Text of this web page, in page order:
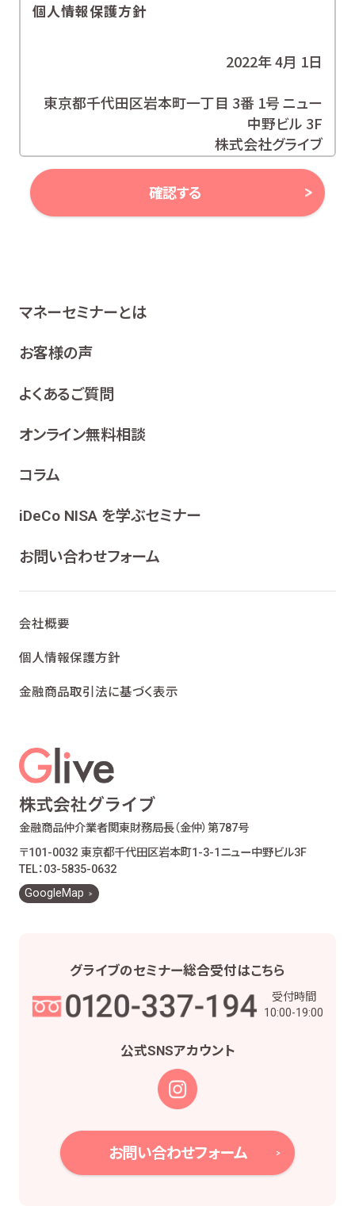
個人情報保護方針
2022年 4月 1日
東京都千代田区岩本町一丁目 3番 1号 ニュー
中野ビル 3F
株式会社グライブ
代表取締役 安田 潔
当社は、お客様の個人情報及び個人番号（以下「個人情報
当社は、個人情報等の保護に関する関係諸法令、ガイドラ
イン及び、所属金融商品取引業者の社内規程並びにこの
個人情報保護方針を遵守いたします。
2 利用目的
当社は、お客様の同意を得た場合及び法令等により例
必要な範囲内でお客様の個人情報を取り扱います。
ンケート、各種情報提供を行うため
グ及びこれらに付帯・関連する商品・サービスの
当社が取り扱う生命保険、損害保険及びこれら
金融商品仲介業における有価証券・金融商品の
提携会社の金融商品の勧誘・販売、サービスの
供の妥当性を判断するため
お客様ご本人であること又はご本人の代理人で
あることを確認するため
お客様に対し、お取引結果、お預り残高などの報
お客様とのお取引に関する事務を行うため
お客様との契約や法律等に基づく権利の行使や
義務の履行のため
ため
一部について委託された場合等において、委託
お取引先との打合せ、情報提供・連絡、お取引先
の皆様から委託された業務の遂行等を行うため
当社株主様及び当社株式の管理業務、株主様又
は会社による権利の行使・義務の履行、及び法
令に基づく書面・記録・データの作成のため
役職員の給与の計算・支払、人事管理業務のた
め
確認する
金融商品仲介業者関東財務局長（金仲）第787号
〒101-0032 東京都千代田区岩本町1-3-1 ニュー中野ビル3F
TEL：03-5835-0632
GoogleMap
マネーセミナーとは
お客様の声
よくあるご質問
オンライン無料相談
コラム
iDeCo NISA を学ぶセミナー
お問い合わせフォーム
会社概要
個人情報保護方針
金融商品取引法に基づく表示
グライブのセミナー総合受付はこちら
受付時間
10:00-19:00
公式SNSアカウント
お問い合わせフォーム